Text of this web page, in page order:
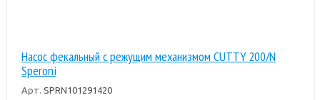
Насос фекальный с режущим механизмом CUTTY 200/N
Speroni
Арт. SPRN101291420